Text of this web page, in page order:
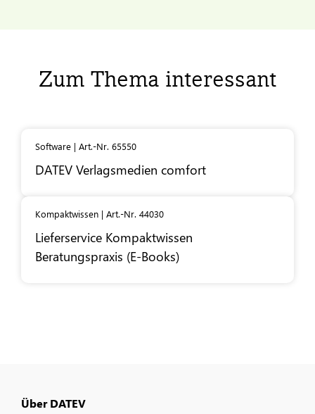
Zum Thema interessant
Software | Art.-Nr. 65550
DATEV Verlagsmedien comfort
Kompaktwissen | Art.-Nr. 44030
Lieferservice Kompaktwissen
Beratungspraxis (E-Books)
Über DATEV